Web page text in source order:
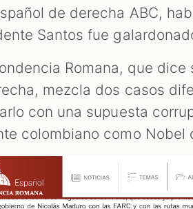
de derecha ABC,
Santos fue
Romana, que dice
mezcla dos casos
con una supuesta
colombiano como Nobel